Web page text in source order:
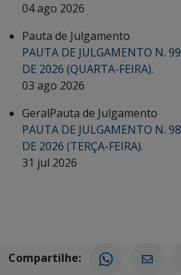
04 ago 2026
Pauta de Julgamento
PAUTA DE JULGAMENTO N.
DE 2026 (QUARTA-FEIRA).
03 ago 2026
GeralPauta de Julgamento
PAUTA DE JULGAMENTO N.
DE 2026 (TERÇA-FEIRA).
31 jul 2026
Compartilhe: